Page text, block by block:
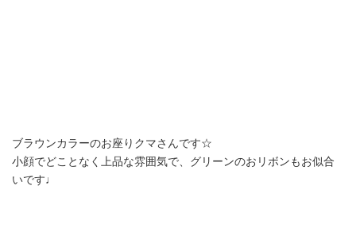
ブラウンカラーのお座りクマさんです☆
小顔でどことなく上品な雰囲気で、グリーンのおリボンもお似合
いです♩